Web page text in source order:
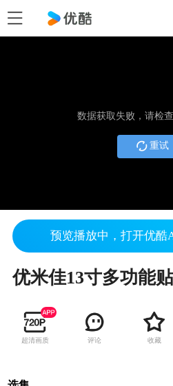
数据获取失败，请检
重试
预览播放中，打开优酷
超清画质 评论 收藏